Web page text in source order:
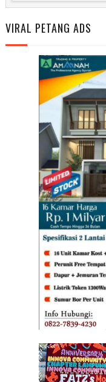
VIRAL PETANG ADS